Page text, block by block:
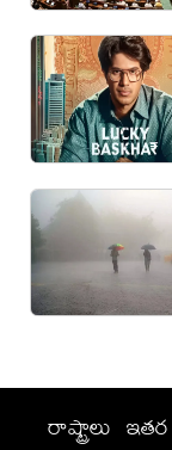
రాష్ట్రాలు